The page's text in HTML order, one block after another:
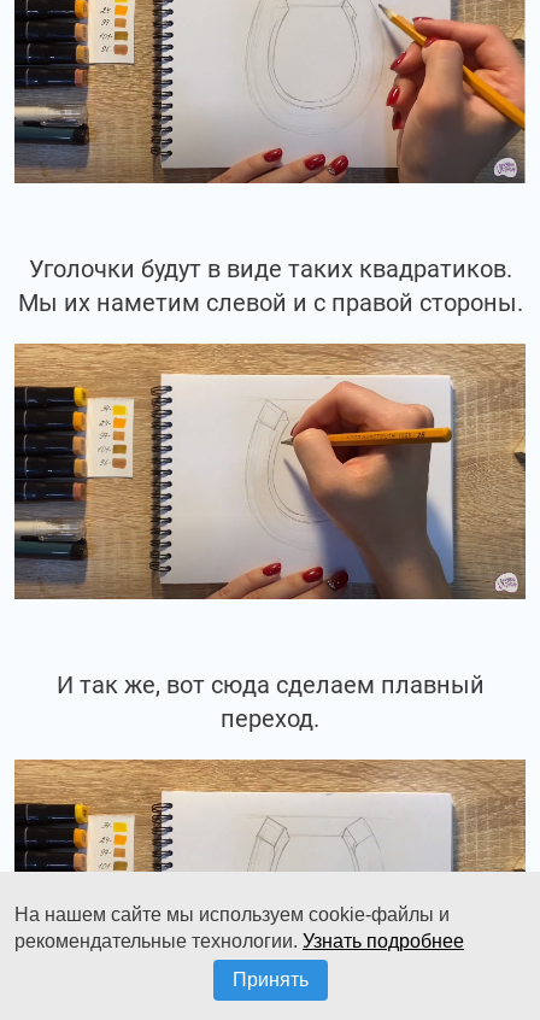
Уголочки будут в виде таких квадратиков.
Мы их наметим слевой и с правой стороны.
И так же, вот сюда сделаем плавный
переход.
На нашем сайте мы используем cookie-файлы и
рекомендательные технологии. Узнать подробнее
Принять